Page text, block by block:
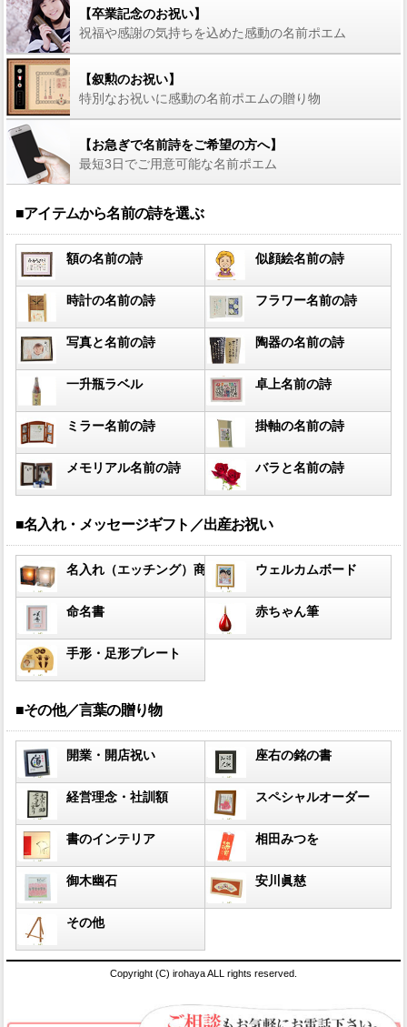
【卒業記念のお祝い】
祝福や感謝の気持ちを込めた感動の名前ポエム
【叙勲のお祝い】
特別なお祝いに感動の名前ポエムの贈り物
【お急ぎで名前詩をご希望の方へ】
最短3日でご用意可能な名前ポエム
■アイテムから名前の詩を選ぶ
額の名前の詩 似顔絵名前の詩
時計の名前の詩 フラワー名前の詩
写真と名前の詩 陶器の名前の詩
一升瓶ラベル 卓上名前の詩
ミラー名前の詩 掛軸の名前の詩
メモリアル名前の詩 バラと名前の詩
■名入れ・メッセージギフト／出産お祝い
名入れ（エッチング）商品 ウェルカムボード
命名書 赤ちゃん筆
手形・足形プレート
■その他／言葉の贈り物
開業・開店祝い 座右の銘の書
経営理念・社訓額 スペシャルオーダー
書のインテリア 相田みつを
御木幽石 安川眞慈
その他
Copyright (C) irohaya ALL rights reserved.